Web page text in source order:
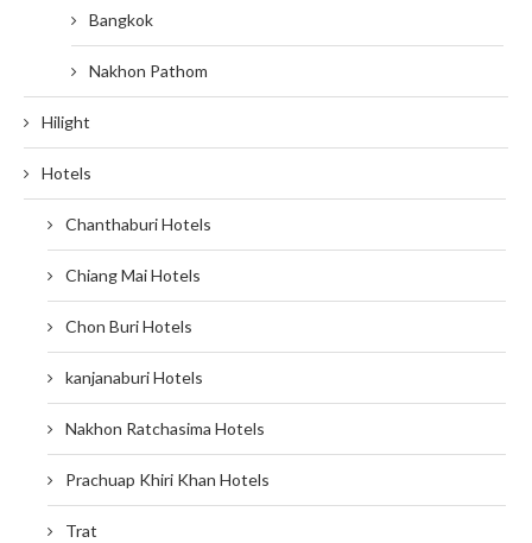
Bangkok
Nakhon Pathom
Hilight
Hotels
Chanthaburi Hotels
Chiang Mai Hotels
Chon Buri Hotels
kanjanaburi Hotels
Nakhon Ratchasima Hotels
Prachuap Khiri Khan Hotels
Trat